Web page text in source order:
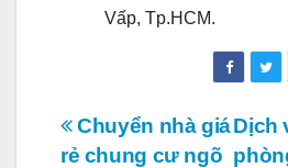
Vấp, Tp.HCM.
Điều
Dịch
Chuyển nhà giá
rẻ chung cư ngõ